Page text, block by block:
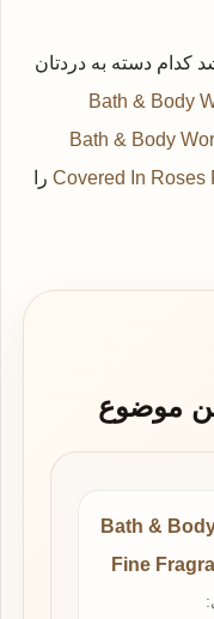
کدام دسته به دردتان
Bath & Body
Bath & Body
Covered In Roses را
موضوع
Bath &
Fine